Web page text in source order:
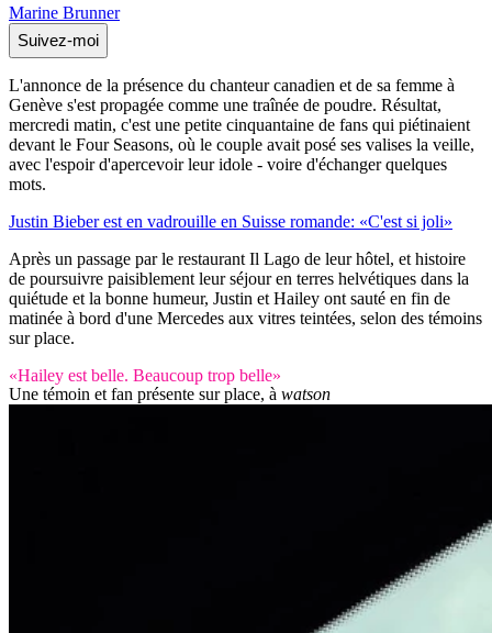
Marine Brunner
Suivez-moi
L'annonce de la présence du chanteur canadien et de sa femme à
Genève s'est propagée comme une traînée de poudre. Résultat,
mercredi matin, c'est une petite cinquantaine de fans qui piétinaient
devant le Four Seasons, où le couple avait posé ses valises la veille,
avec l'espoir d'apercevoir leur idole - voire d'échanger quelques
mots.
Justin Bieber est en vadrouille en Suisse romande: «C'est si joli»
Après un passage par le restaurant Il Lago de leur hôtel, et histoire
de poursuivre paisiblement leur séjour en terres helvétiques dans la
quiétude et la bonne humeur, Justin et Hailey ont sauté en fin de
matinée à bord d'une Mercedes aux vitres teintées, selon des témoins
sur place.
«Hailey est belle. Beaucoup trop belle»
Une témoin et fan présente sur place, à watson